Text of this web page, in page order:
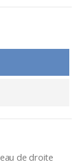
de droite